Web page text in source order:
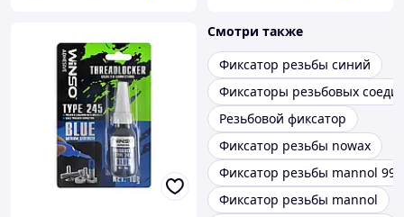
Смотри также
Фиксатор резьбы синий
Фиксаторы резьбовых
Резьбовой фиксатор
Фиксатор резьбы nowax
Фиксатор резьбы mannol
Фиксатор резьбы mannol